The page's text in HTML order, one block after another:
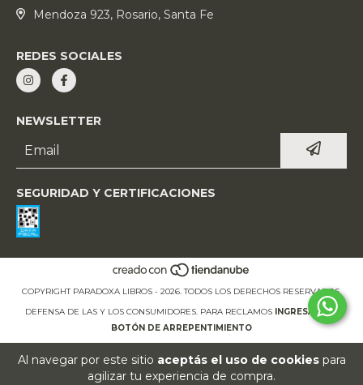
Al navegar por este sitio aceptás el uso de cookiespara
agilizar tu experiencia de compra.
Mendoza 923, Rosario, Santa Fe
REDES SOCIALES
NEWSLETTER
SEGURIDAD Y CERTIFICACIONES
COPYRIGHT PARADOXA LIBROS - 2026. TODOS LOS DERECHOS RESERVADOS.
DEFENSA DE LAS Y LOS CONSUMIDORES. PARA RECLAMOS INGRESÁ ACÁ.
BOTÓN DE ARREPENTIMIENTO